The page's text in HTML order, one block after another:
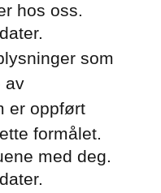
hos oss.
som
av
er oppført
formålet.
med deg.